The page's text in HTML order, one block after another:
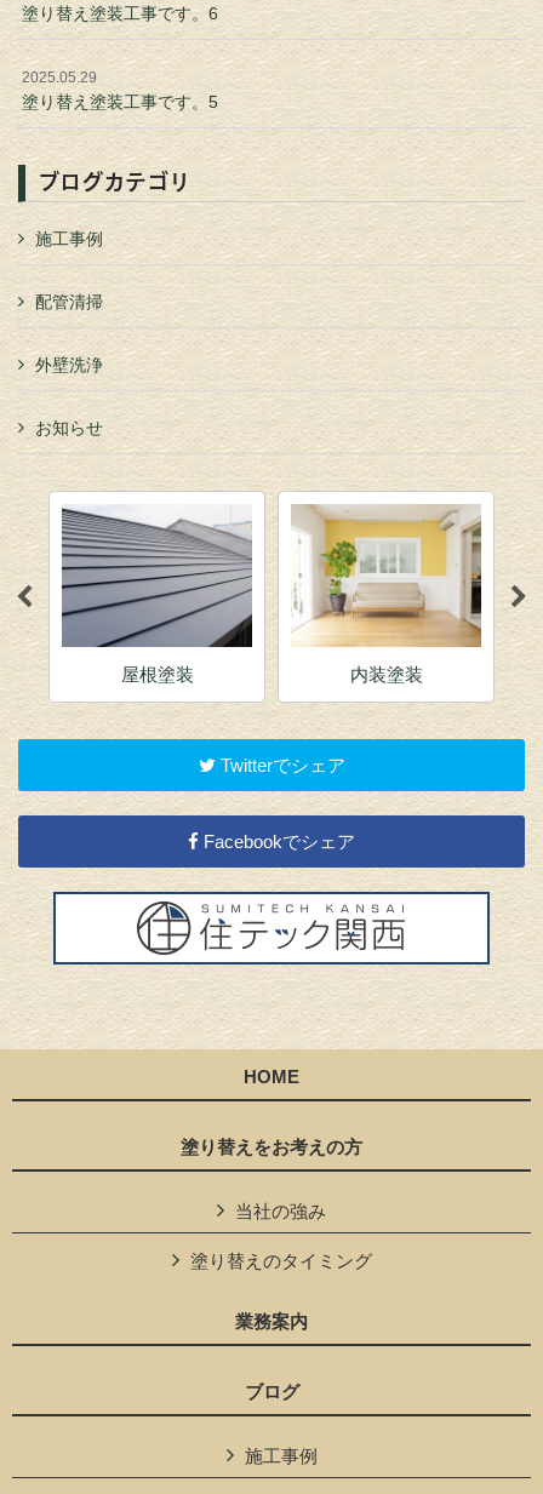
塗り替え塗装工事です。6
2025.05.29
塗り替え塗装工事です。5
ブログカテゴリ
施工事例
配管清掃
外壁洗浄
お知らせ
屋根塗装 内装塗装
Twitterでシェア
Facebookでシェア
HOME
塗り替えをお考えの方
当社の強み
塗り替えのタイミング
業務案内
ブログ
施工事例